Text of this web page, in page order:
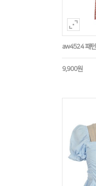
aw4524 패
9,900원